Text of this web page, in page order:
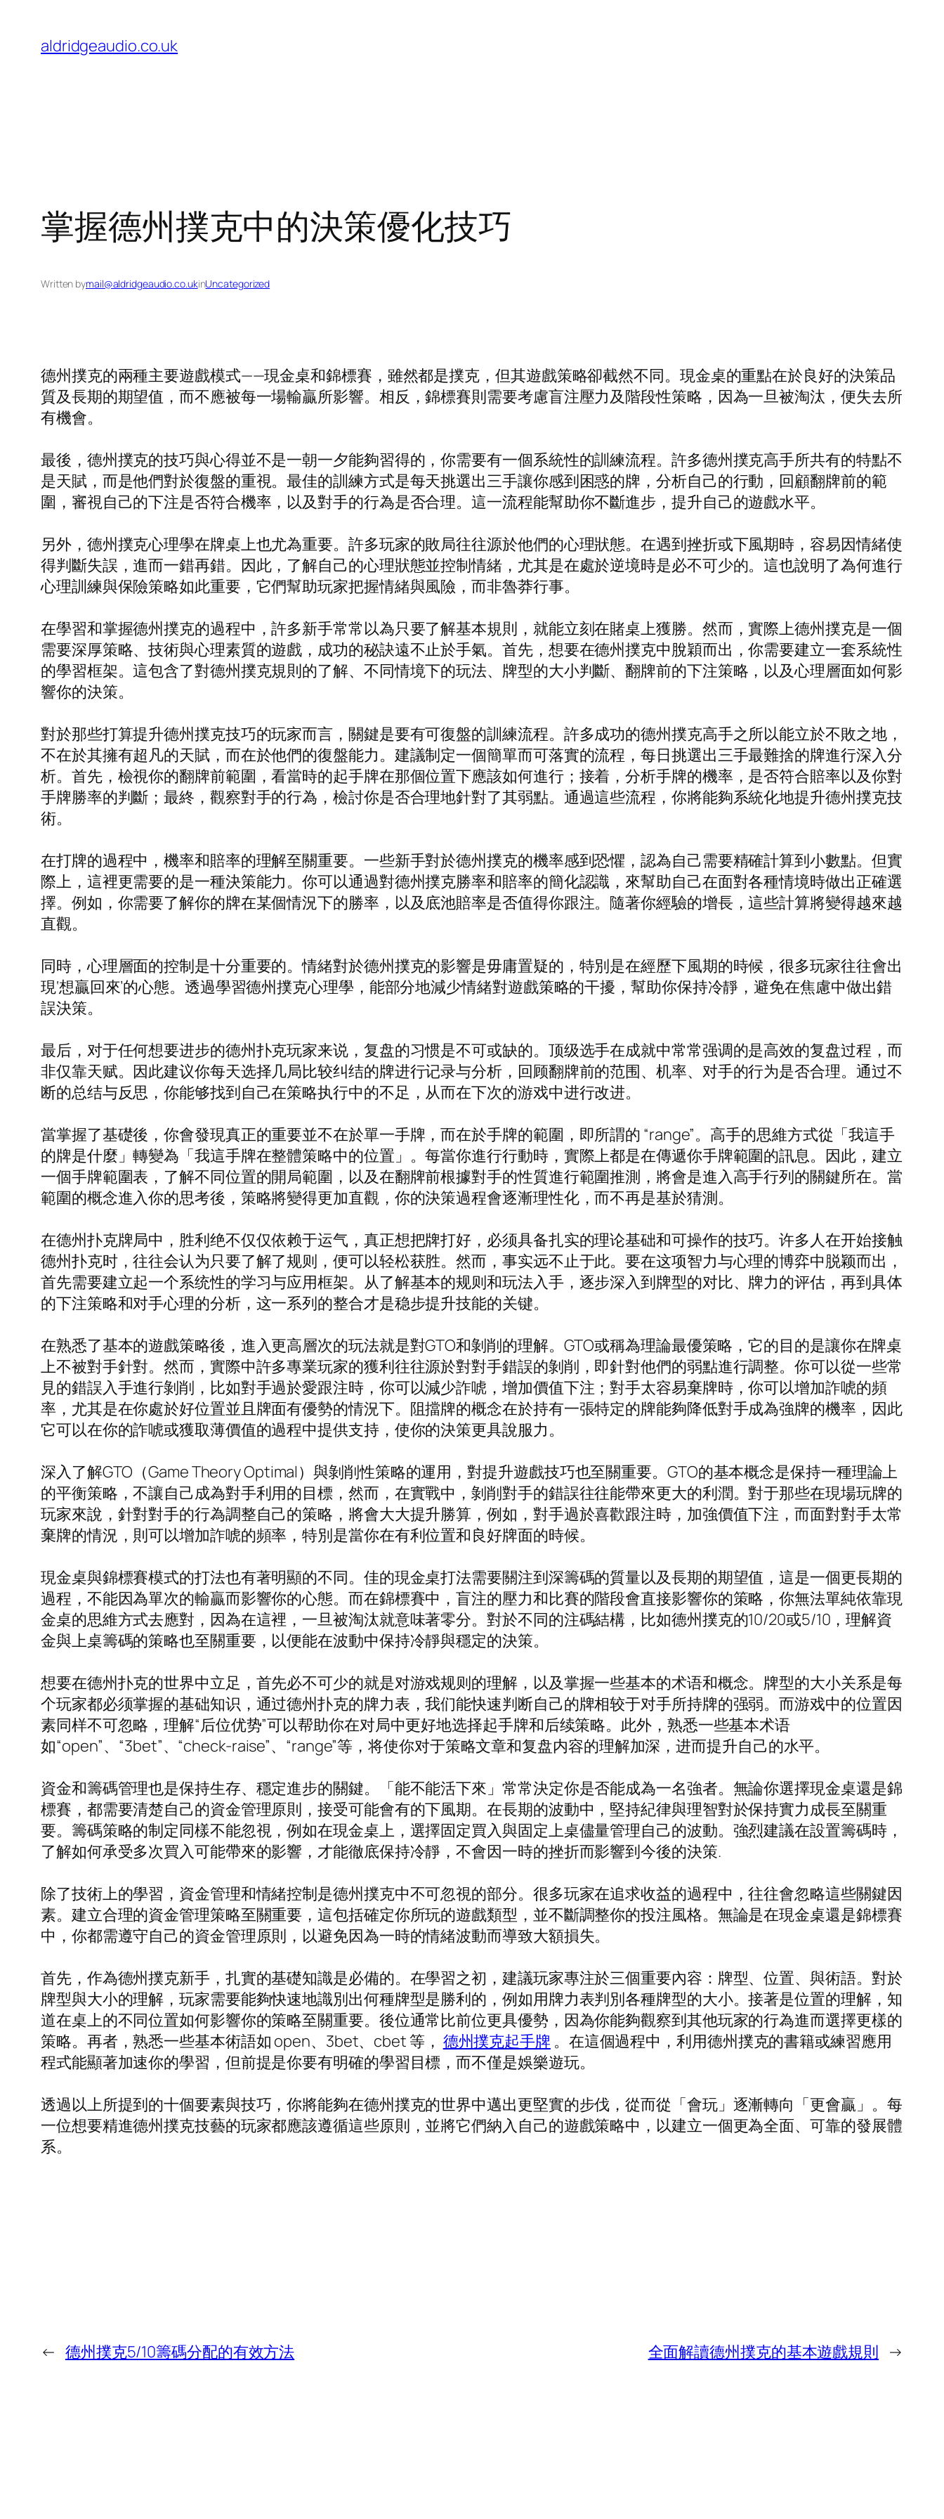
content
aldridgeaudio.co.uk
掌握德州撲克中的決策優化技巧
Written bymail@aldridgeaudio.co.ukinUncategorized
德州撲克的兩種主要遊戲模式——現金桌和錦標賽，雖然都是撲克，但其遊戲策略卻截然不同。現金桌的重點在於良好的決策品
質及長期的期望值，而不應被每一場輸贏所影響。相反，錦標賽則需要考慮盲注壓力及階段性策略，因為一旦被淘汰，便失去所
有機會。
最後，德州撲克的技巧與心得並不是一朝一夕能夠習得的，你需要有一個系統性的訓練流程。許多德州撲克高手所共有的特點不
是天賦，而是他們對於復盤的重視。最佳的訓練方式是每天挑選出三手讓你感到困惑的牌，分析自己的行動，回顧翻牌前的範
圍，審視自己的下注是否符合機率，以及對手的行為是否合理。這一流程能幫助你不斷進步，提升自己的遊戲水平。
另外，德州撲克心理學在牌桌上也尤為重要。許多玩家的敗局往往源於他們的心理狀態。在遇到挫折或下風期時，容易因情緒使
得判斷失誤，進而一錯再錯。因此，了解自己的心理狀態並控制情緒，尤其是在處於逆境時是必不可少的。這也說明了為何進行
心理訓練與保險策略如此重要，它們幫助玩家把握情緒與風險，而非魯莽行事。
在學習和掌握德州撲克的過程中，許多新手常常以為只要了解基本規則，就能立刻在賭桌上獲勝。然而，實際上德州撲克是一個
需要深厚策略、技術與心理素質的遊戲，成功的秘訣遠不止於手氣。首先，想要在德州撲克中脫穎而出，你需要建立一套系統性
的學習框架。這包含了對德州撲克規則的了解、不同情境下的玩法、牌型的大小判斷、翻牌前的下注策略，以及心理層面如何影
響你的決策。
對於那些打算提升德州撲克技巧的玩家而言，關鍵是要有可復盤的訓練流程。許多成功的德州撲克高手之所以能立於不敗之地，
不在於其擁有超凡的天賦，而在於他們的復盤能力。建議制定一個簡單而可落實的流程，每日挑選出三手最難捨的牌進行深入分
析。首先，檢視你的翻牌前範圍，看當時的起手牌在那個位置下應該如何進行；接着，分析手牌的機率，是否符合賠率以及你對
手牌勝率的判斷；最終，觀察對手的行為，檢討你是否合理地針對了其弱點。通過這些流程，你將能夠系統化地提升德州撲克技
術。
在打牌的過程中，機率和賠率的理解至關重要。一些新手對於德州撲克的機率感到恐懼，認為自己需要精確計算到小數點。但實
際上，這裡更需要的是一種決策能力。你可以通過對德州撲克勝率和賠率的簡化認識，來幫助自己在面對各種情境時做出正確選
擇。例如，你需要了解你的牌在某個情況下的勝率，以及底池賠率是否值得你跟注。隨著你經驗的增長，這些計算將變得越來越
直觀。
同時，心理層面的控制是十分重要的。情緒對於德州撲克的影響是毋庸置疑的，特別是在經歷下風期的時候，很多玩家往往會出
現‘想贏回來’的心態。透過學習德州撲克心理學，能部分地減少情緒對遊戲策略的干擾，幫助你保持冷靜，避免在焦慮中做出錯
誤決策。
最后，对于任何想要进步的德州扑克玩家来说，复盘的习惯是不可或缺的。顶级选手在成就中常常强调的是高效的复盘过程，而
非仅靠天赋。因此建议你每天选择几局比较纠结的牌进行记录与分析，回顾翻牌前的范围、机率、对手的行为是否合理。通过不
断的总结与反思，你能够找到自己在策略执行中的不足，从而在下次的游戏中进行改进。
當掌握了基礎後，你會發現真正的重要並不在於單一手牌，而在於手牌的範圍，即所謂的 “range”。高手的思維方式從「我這手
的牌是什麼」轉變為「我這手牌在整體策略中的位置」。每當你進行行動時，實際上都是在傳遞你手牌範圍的訊息。因此，建立
一個手牌範圍表，了解不同位置的開局範圍，以及在翻牌前根據對手的性質進行範圍推測，將會是進入高手行列的關鍵所在。當
範圍的概念進入你的思考後，策略將變得更加直觀，你的決策過程會逐漸理性化，而不再是基於猜測。
在德州扑克牌局中，胜利绝不仅仅依赖于运气，真正想把牌打好，必须具备扎实的理论基础和可操作的技巧。许多人在开始接触
德州扑克时，往往会认为只要了解了规则，便可以轻松获胜。然而，事实远不止于此。要在这项智力与心理的博弈中脱颖而出，
首先需要建立起一个系统性的学习与应用框架。从了解基本的规则和玩法入手，逐步深入到牌型的对比、牌力的评估，再到具体
的下注策略和对手心理的分析，这一系列的整合才是稳步提升技能的关键。
在熟悉了基本的遊戲策略後，進入更高層次的玩法就是對GTO和剝削的理解。GTO或稱為理論最優策略，它的目的是讓你在牌桌
上不被對手針對。然而，實際中許多專業玩家的獲利往往源於對對手錯誤的剝削，即針對他們的弱點進行調整。你可以從一些常
見的錯誤入手進行剝削，比如對手過於愛跟注時，你可以減少詐唬，增加價值下注；對手太容易棄牌時，你可以增加詐唬的頻
率，尤其是在你處於好位置並且牌面有優勢的情況下。阻擋牌的概念在於持有一張特定的牌能夠降低對手成為強牌的機率，因此
它可以在你的詐唬或獲取薄價值的過程中提供支持，使你的決策更具說服力。
深入了解GTO（Game Theory Optimal）與剝削性策略的運用，對提升遊戲技巧也至關重要。GTO的基本概念是保持一種理論上
的平衡策略，不讓自己成為對手利用的目標，然而，在實戰中，剝削對手的錯誤往往能帶來更大的利潤。對于那些在現場玩牌的
玩家來說，針對對手的行為調整自己的策略，將會大大提升勝算，例如，對手過於喜歡跟注時，加強價值下注，而面對對手太常
棄牌的情況，則可以增加詐唬的頻率，特別是當你在有利位置和良好牌面的時候。
現金桌與錦標賽模式的打法也有著明顯的不同。佳的現金桌打法需要關注到深籌碼的質量以及長期的期望值，這是一個更長期的
過程，不能因為單次的輸贏而影響你的心態。而在錦標賽中，盲注的壓力和比賽的階段會直接影響你的策略，你無法單純依靠現
金桌的思維方式去應對，因為在這裡，一旦被淘汰就意味著零分。對於不同的注碼結構，比如德州撲克的10/20或5/10，理解資
金與上桌籌碼的策略也至關重要，以便能在波動中保持冷靜與穩定的決策。
想要在德州扑克的世界中立足，首先必不可少的就是对游戏规则的理解，以及掌握一些基本的术语和概念。牌型的大小关系是每
个玩家都必须掌握的基础知识，通过德州扑克的牌力表，我们能快速判断自己的牌相较于对手所持牌的强弱。而游戏中的位置因
素同样不可忽略，理解“后位优势”可以帮助你在对局中更好地选择起手牌和后续策略。此外，熟悉一些基本术语
如“open”、“3bet”、“check-raise”、“range”等，将使你对于策略文章和复盘内容的理解加深，进而提升自己的水平。
資金和籌碼管理也是保持生存、穩定進步的關鍵。「能不能活下來」常常決定你是否能成為一名強者。無論你選擇現金桌還是錦
標賽，都需要清楚自己的資金管理原則，接受可能會有的下風期。在長期的波動中，堅持紀律與理智對於保持實力成長至關重
要。籌碼策略的制定同樣不能忽視，例如在現金桌上，選擇固定買入與固定上桌儘量管理自己的波動。強烈建議在設置籌碼時，
了解如何承受多次買入可能帶來的影響，才能徹底保持冷靜，不會因一時的挫折而影響到今後的決策.
除了技術上的學習，資金管理和情緒控制是德州撲克中不可忽視的部分。很多玩家在追求收益的過程中，往往會忽略這些關鍵因
素。建立合理的資金管理策略至關重要，這包括確定你所玩的遊戲類型，並不斷調整你的投注風格。無論是在現金桌還是錦標賽
中，你都需遵守自己的資金管理原則，以避免因為一時的情緒波動而導致大額損失。
首先，作為德州撲克新手，扎實的基礎知識是必備的。在學習之初，建議玩家專注於三個重要內容：牌型、位置、與術語。對於
牌型與大小的理解，玩家需要能夠快速地識別出何種牌型是勝利的，例如用牌力表判別各種牌型的大小。接著是位置的理解，知
道在桌上的不同位置如何影響你的策略至關重要。後位通常比前位更具優勢，因為你能夠觀察到其他玩家的行為進而選擇更樣的
策略。再者，熟悉一些基本術語如 open、3bet、cbet 等， 德州撲克起手牌 。在這個過程中，利用德州撲克的書籍或練習應用
程式能顯著加速你的學習，但前提是你要有明確的學習目標，而不僅是娛樂遊玩。
透過以上所提到的十個要素與技巧，你將能夠在德州撲克的世界中邁出更堅實的步伐，從而從「會玩」逐漸轉向「更會贏」。每
一位想要精進德州撲克技藝的玩家都應該遵循這些原則，並將它們納入自己的遊戲策略中，以建立一個更為全面、可靠的發展體
系。
← 德州撲克5/10籌碼分配的有效方法 全面解讀德州撲克的基本遊戲規則 →